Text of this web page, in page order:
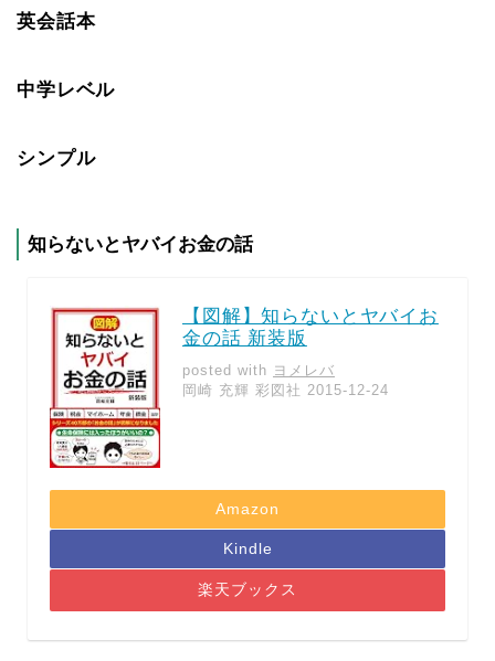
英会話本
中学レベル
シンプル
知らないとヤバイお金の話
【図解】知らないとヤバイお
金の話 新装版
posted with ヨメレバ
岡崎 充輝 彩図社 2015-12-24
Amazon
Kindle
楽天ブックス